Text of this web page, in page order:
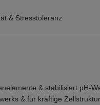
& Stresstoleranz
& stabilisiert pH-
& für kräftige